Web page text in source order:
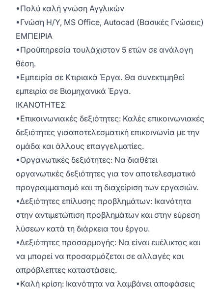
•Πολύ καλή γνώση Αγγλικών
•Γνώση Η/Υ, MS Office, Autocad (Βασικές Γνώσεις)
ΕΜΠΕΙΡΙΑ
•Προϋπηρεσία τουλάχιστον 5 ετών σε ανάλογη
θέση.
•Εμπειρία σε Κτιριακά Έργα. Θα συνεκτιμηθεί
εμπειρία σε Βιομηχανικά Έργα.
ΙΚΑΝΟΤΗΤΕΣ
•Επικοινωνιακές δεξιότητες: Καλές επικοινωνιακές
δεξιότητες γιααποτελεσματική επικοινωνία με την
ομάδα και άλλους επαγγελματίες.
•Οργανωτικές δεξιότητες: Να διαθέτει
οργανωτικές δεξιότητες για τον αποτελεσματικό
προγραμματισμό και τη διαχείριση των εργασιών.
•Δεξιότητες επίλυσης προβλημάτων: Ικανότητα
στην αντιμετώπιση προβλημάτων και στην εύρεση
λύσεων κατά τη διάρκεια του έργου.
•Δεξιότητες προσαρμογής: Να είναι ευέλικτος και
να μπορεί να προσαρμόζεται σε αλλαγές και
απρόβλεπτες καταστάσεις.
•Καλή κρίση: Ικανότητα να λαμβάνει αποφάσεις